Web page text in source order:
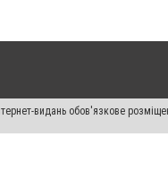
видань обов'язкове